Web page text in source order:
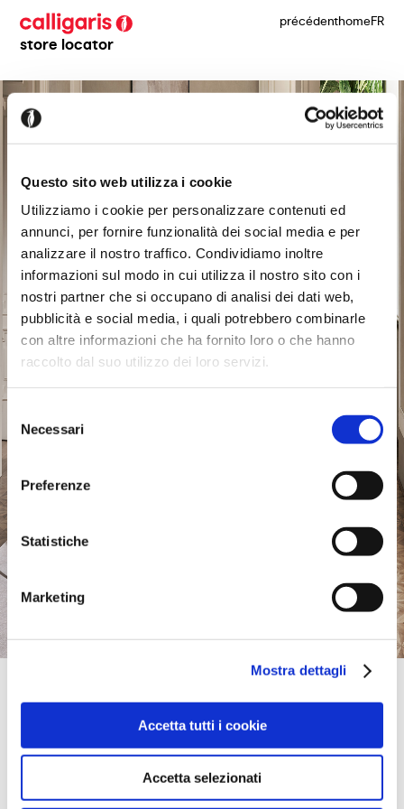
Questo sito web utilizza i cookie
Utilizziamo i cookie per personalizzare contenuti ed
annunci, per fornire funzionalità dei social media e per
analizzare il nostro traffico. Condividiamo inoltre
informazioni sul modo in cui utilizza il nostro sito con i
nostri partner che si occupano di analisi dei dati web,
pubblicità e social media, i quali potrebbero combinarle
con altre informazioni che ha fornito loro o che hanno
raccolto dal suo utilizzo dei loro servizi.
delNecessari
Preferenze
Statistiche
Marketing
Mostra dettagli
Accetta tutti i cookie
Accetta selezionati
store locator
précédenthomeFR
Ambiente Modern Furniture | Asheville
9 REED STREET,
(828) 412-5505
itinéraire